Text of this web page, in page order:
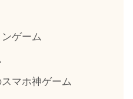
ゲーム
マホ神ゲーム